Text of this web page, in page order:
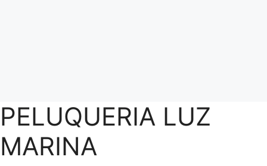
PELUQUERIA LUZ
MARINA